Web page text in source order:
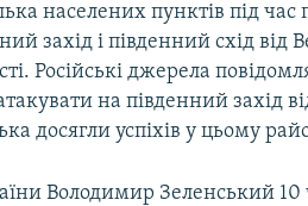
населених пунктів під
захід і південний схід від
Російські джерела
на південний захід
досягли успіхів у цьому
Володимир Зеленський